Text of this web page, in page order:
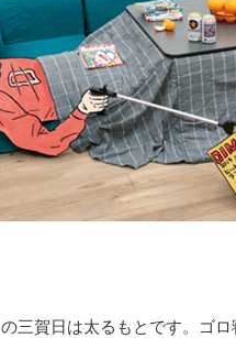
三賀日は太るもとです。ゴ